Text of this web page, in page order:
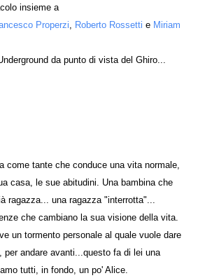
insieme a
Properzi, Roberto Rossetti e Miriam
da punto di vista del Ghiro...
come tante che conduce una vita normale,
casa, le sue abitudini. Una bambina che
ragazza... una ragazza "interrotta"...
che cambiano la sua visione della vita.
un tormento personale al quale vuole dare
per andare avanti...questo fa di lei una
tutti, in fondo, un po' Alice.